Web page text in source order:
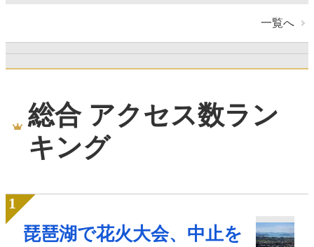
一覧へ
総合 アクセス数ラン
キング
琵琶湖で花火大会、中止を